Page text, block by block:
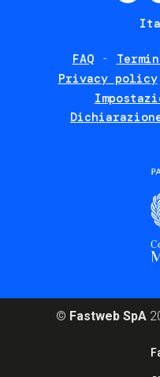
FAQ
Privacy policy
© Fastweb SpA